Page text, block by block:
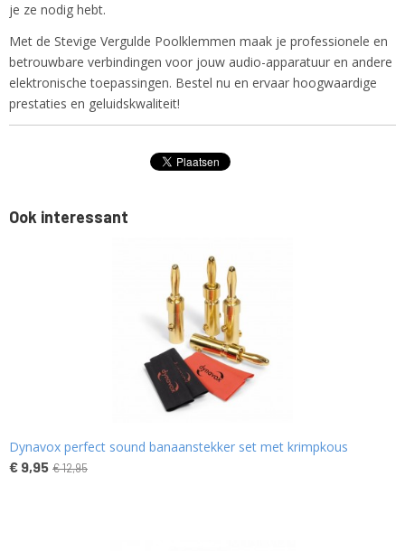
je ze nodig hebt.
Met de Stevige Vergulde Poolklemmen maak je professionele en
betrouwbare verbindingen voor jouw audio-apparatuur en andere
elektronische toepassingen. Bestel nu en ervaar hoogwaardige
prestaties en geluidskwaliteit!
Ook interessant
Dynavox perfect sound banaanstekker set met krimpkous
€ 9,95 € 12,95